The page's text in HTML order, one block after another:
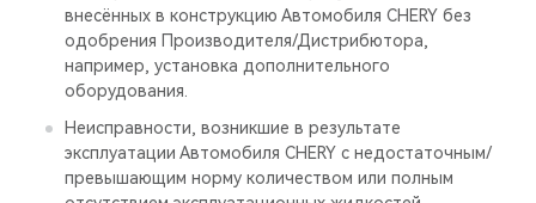
внесённых в конструкцию Автомобиля CHERY без
одобрения Производителя/Дистрибютора,
например, установка дополнительного
оборудования.
Неисправности, возникшие в результате
эксплуатации Автомобиля CHERY с недостаточным/
превышающим норму количеством или полным